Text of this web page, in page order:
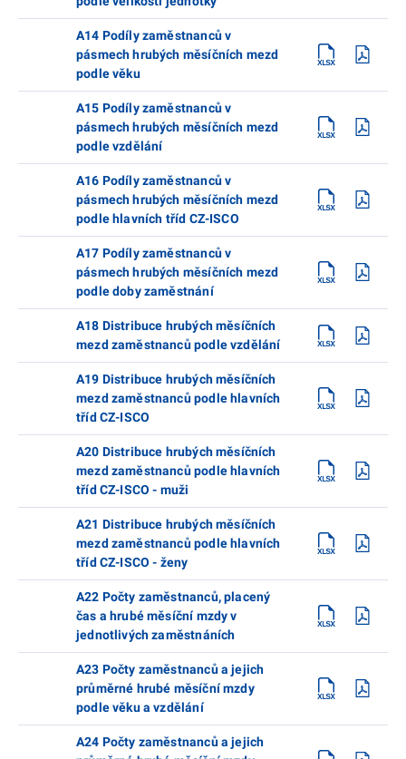
A14 Podíly zaměstnanců v
pásmech hrubých měsíčních mezd
podle věku
A15 Podíly zaměstnanců v
pásmech hrubých měsíčních mezd
podle vzdělání
A16 Podíly zaměstnanců v
pásmech hrubých měsíčních mezd
podle hlavních tříd CZ-ISCO
A17 Podíly zaměstnanců v
pásmech hrubých měsíčních mezd
podle doby zaměstnání
A18 Distribuce hrubých měsíčních
mezd zaměstnanců podle vzdělání
A19 Distribuce hrubých měsíčních
mezd zaměstnanců podle hlavních
tříd CZ-ISCO
A20 Distribuce hrubých měsíčních
mezd zaměstnanců podle hlavních
tříd CZ-ISCO - muži
A21 Distribuce hrubých měsíčních
mezd zaměstnanců podle hlavních
tříd CZ-ISCO - ženy
A22 Počty zaměstnanců, placený
čas a hrubé měsíční mzdy v
jednotlivých zaměstnáních
A23 Počty zaměstnanců a jejich
průměrné hrubé měsíční mzdy
podle věku a vzdělání
A24 Počty zaměstnanců a jejich